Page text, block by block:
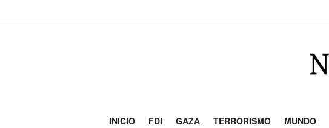
INICIO FDI GAZA TERRORISMO MUNDO